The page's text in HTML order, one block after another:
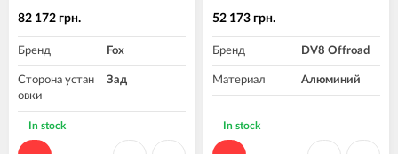
82 172 грн.
Бренд Fox
Сторона устан
овки
Зад
Высота подъе
ма, дюйм
In stock
52 173 грн.
Бренд DV8 Offroad
Материал Алюминий
In stock